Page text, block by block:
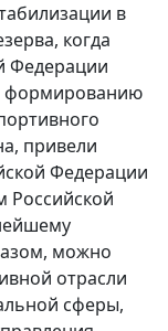
в
когда
Федерации
формированию
привели
Федерации
Российской
можно
отрасли
сферы,